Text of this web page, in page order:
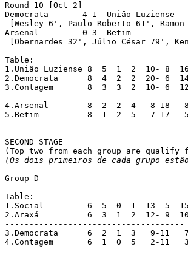
Round 10 [Oct 2]
Democrata	4-1  União Luziense	[Att.: 186]
[Wesley 6', Paulo Roberto 61',
Arsenal		0-3  Betim		[Att.: 38]
[Obernardes 32', Júlio César 79',
Table:
1.União Luziense 8  5  1  2  10- 8  16	Qualified
2.Democrata      8  4  2  2  20- 6  14
3.Contagem       8  3  3  2  10- 6  12	Qualified
--------------------------------------
4.Arsenal        8  2  2  4   8-18   8
5.Betim          8  1  2  5   7-17   5
SECOND STAGE
(Os dois primeiros de cada grupo
Group D
Table:
1.Social	 6  5  0  1  13- 5  15	Qualified
2.Araxá		 6  3  1  2  12- 9  10	Qualified
-------------------------------------
3.Democrata	 6  2  1  3   9-11   7
4.Contagem	 6  1  0  5   2-11   3